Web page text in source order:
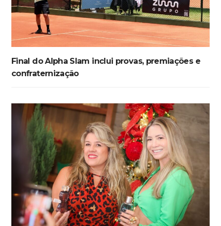
Final do Alpha Slam inclui provas, premiações e
confraternização